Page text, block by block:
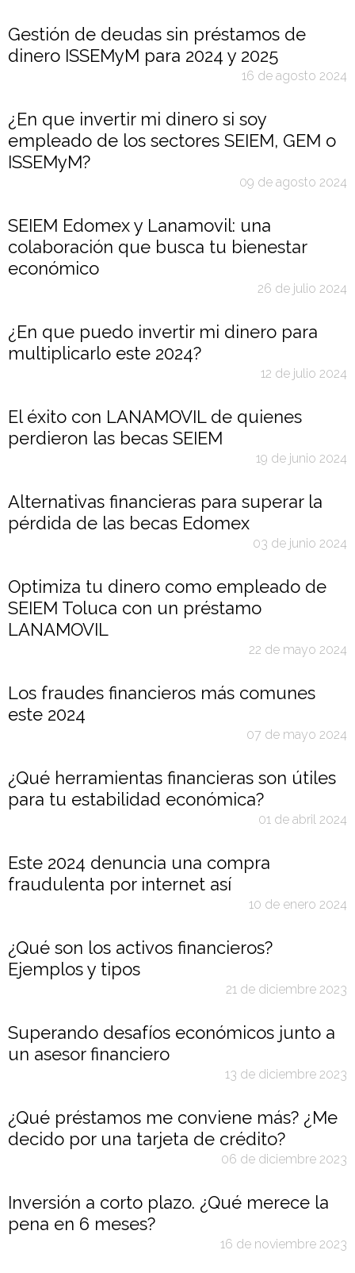
Gestión de deudas sin préstamos de
dinero ISSEMyM para 2024 y 2025
16 de agosto 2024
¿En que invertir mi dinero si soy
empleado de los sectores SEIEM, GEM o
ISSEMyM?
09 de agosto 2024
SEIEM Edomex y Lanamovil: una
colaboración que busca tu bienestar
económico
26 de julio 2024
¿En que puedo invertir mi dinero para
multiplicarlo este 2024?
12 de julio 2024
El éxito con LANAMOVIL de quienes
perdieron las becas SEIEM
19 de junio 2024
Alternativas financieras para superar la
pérdida de las becas Edomex
03 de junio 2024
Optimiza tu dinero como empleado de
SEIEM Toluca con un préstamo
LANAMOVIL
22 de mayo 2024
Los fraudes financieros más comunes
este 2024
07 de mayo 2024
¿Qué herramientas financieras son útiles
para tu estabilidad económica?
01 de abril 2024
Este 2024 denuncia una compra
fraudulenta por internet así
10 de enero 2024
¿Qué son los activos financieros?
Ejemplos y tipos
21 de diciembre 2023
Superando desafíos económicos junto a
un asesor financiero
13 de diciembre 2023
¿Qué préstamos me conviene más? ¿Me
decido por una tarjeta de crédito?
06 de diciembre 2023
Inversión a corto plazo. ¿Qué merece la
pena en 6 meses?
16 de noviembre 2023